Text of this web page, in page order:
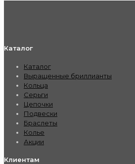
Каталог
Каталог
Выращенные бриллианты
Кольца
Серьги
Цепочки
Подвески
Браслеты
Колье
Акции
Клиентам